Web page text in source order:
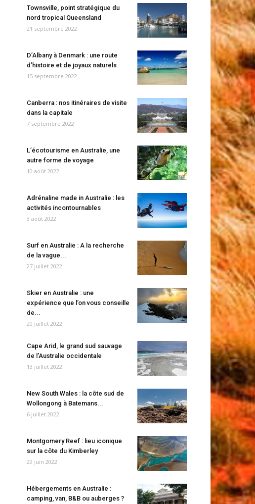
Townsville, point stratégique du
nord tropical Queensland
21 septembre 2022
D’Albany à Denmark : une route
d’histoire et de joyaux naturels
15 septembre 2022
Canberra : nos itinéraires de visite
dans la capitale
7 septembre 2022
L’écotourisme en Australie, une
autre forme de voyage
10 août 2022
Adrénaline made in Australie : les
activités incontournables
3 août 2022
Surf en Australie : A la recherche
de la vague...
27 juillet 2022
Skier en Australie : une
expérience que l’on vous conseille
de...
20 juillet 2022
Cape Arid, le grand sud sauvage
de l’Australie occidentale
13 juillet 2022
New South Wales : la côte sud de
Wollongong à Batemans...
6 juillet 2022
Montgomery Reef : lieu iconique
sur la côte du Kimberley
29 juin 2022
Hébergements en Australie :
camping, van, B&B ou auberges ?